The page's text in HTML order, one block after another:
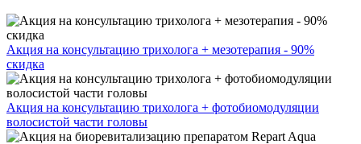
Акция на консультацию трихолога + мезотерапия - 90%
скидка
Акция на консультацию трихолога + фотобиомодуляции
волосистой части головы